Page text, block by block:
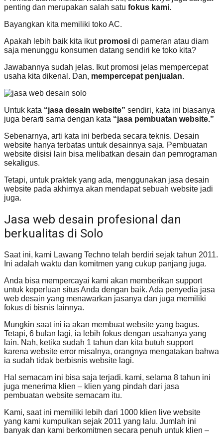
penting dan merupakan salah satu fokus kami.
Bayangkan kita memiliki toko AC.
Apakah lebih baik kita ikut promosi di pameran atau diam
saja menunggu konsumen datang sendiri ke toko kita?
Jawabannya sudah jelas. Ikut promosi jelas mempercepat
usaha kita dikenal. Dan, mempercepat penjualan.
Untuk kata “jasa desain website” sendiri, kata ini biasanya
juga berarti sama dengan kata “jasa pembuatan website.”
Sebenarnya, arti kata ini berbeda secara teknis. Desain
website hanya terbatas untuk desainnya saja. Pembuatan
website disisi lain bisa melibatkan desain dan pemrograman
sekaligus.
Tetapi, untuk praktek yang ada, menggunakan jasa desain
website pada akhirnya akan mendapat sebuah website jadi
juga.
Jasa web desain profesional dan
berkualitas di Solo
Saat ini, kami Lawang Techno telah berdiri sejak tahun 2011.
Ini adalah waktu dan komitmen yang cukup panjang juga.
Anda bisa mempercayai kami akan memberikan support
untuk keperluan situs Anda dengan baik. Ada penyedia jasa
web desain yang menawarkan jasanya dan juga memiliki
fokus di bisnis lainnya.
Mungkin saat ini ia akan membuat website yang bagus.
Tetapi, 6 bulan lagi, ia lebih fokus dengan usahanya yang
lain. Nah, ketika sudah 1 tahun dan kita butuh support
karena website error misalnya, orangnya mengatakan bahwa
ia sudah tidak berbisnis website lagi.
Hal semacam ini bisa saja terjadi. kami, selama 8 tahun ini
juga menerima klien – klien yang pindah dari jasa
pembuatan website semacam itu.
Kami, saat ini memiliki lebih dari 1000 klien live website
yang kami kumpulkan sejak 2011 yang lalu. Jumlah ini
banyak dan kami berkomitmen secara penuh untuk klien –